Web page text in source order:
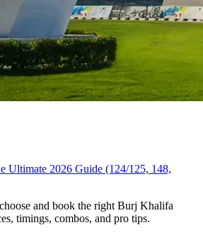
Ultimate 2026 Guide (124/125, 148,
and book the right Burj Khalifa
timings, combos, and pro tips.